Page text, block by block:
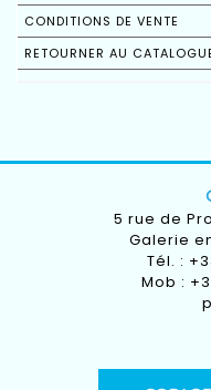
CONDITIONS DE VENTE
RETOURNER AU
5 rue de
Galerie
Tél. :
Mob :